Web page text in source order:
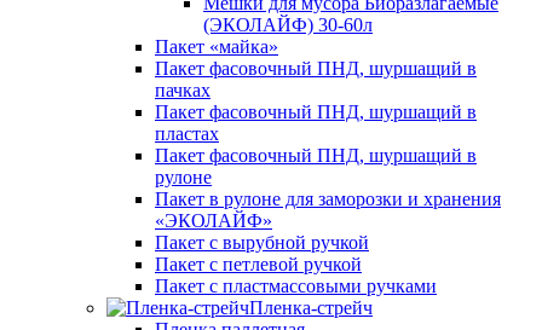
(ЭКОЛАЙФ) 30-60л
Пакет «майка»
Пакет фасовочный ПНД, шуршащий в
пачках
Пакет фасовочный ПНД, шуршащий в
пластах
Пакет фасовочный ПНД, шуршащий в
рулоне
Пакет в рулоне для заморозки и хранения
«ЭКОЛАЙФ»
Пакет с вырубной ручкой
Пакет с петлевой ручкой
Пакет с пластмассовыми ручками
Пленка-стрейч